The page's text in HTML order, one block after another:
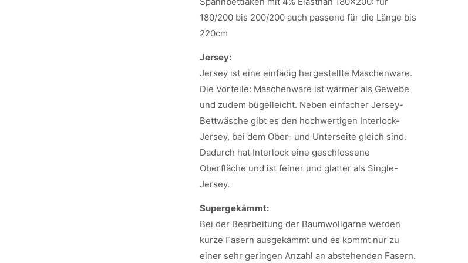
180/200 bis 200/200 auch passend für die Länge bis
220cm
Jersey:
Jersey ist eine einfädig hergestellte Maschenware.
Die Vorteile: Maschenware ist wärmer als Gewebe
und zudem bügelleicht. Neben einfacher Jersey-
Bettwäsche gibt es den hochwertigen Interlock-
Jersey, bei dem Ober- und Unterseite gleich sind.
Dadurch hat Interlock eine geschlossene
Oberfläche und ist feiner und glatter als Single-
Jersey.
Supergekämmt:
Bei der Bearbeitung der Baumwollgarne werden
kurze Fasern ausgekämmt und es kommt nur zu
einer sehr geringen Anzahl an abstehenden Fasern.